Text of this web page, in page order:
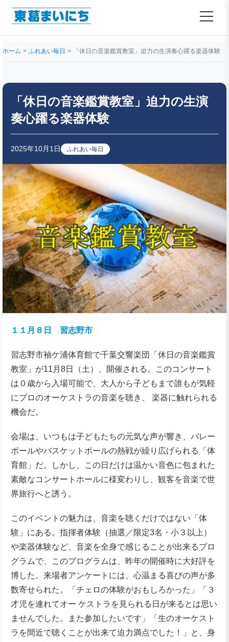
ホーム ふれあい毎日 「休⽇の⾳楽鑑賞教室」迫⼒の⽣演奏⼼躍る楽器体験
「休⽇の⾳楽鑑賞教室」迫⼒の⽣演
奏⼼躍る楽器体験
2025年10月1日 ふれあい毎日
１１月８日 習志野市
習志野市袖ケ浦体育館で千葉交響楽団「休⽇の⾳楽鑑賞
教室」が11⽉8⽇（⼟）、開催される。このコンサート
は０歳から⼊場可能で、⼤⼈から⼦どもまで誰もが気軽
にプロのオーケストラの⾳楽を聴き、 楽器に触れられる
機会だ。
会場は、いつもは⼦どもたちの元気な声が響き、バレー
ボールやバスケットボールの熱戦が繰り広げられる「体
育館」だ。しかし、この⽇だけは温かい⾳⾊に包まれた
素敵なコンサートホールに様変わりし、観客を⾳楽で世
界旅⾏へと誘う。
このイベントの魅⼒は、⾳楽を聴くだけではない「体
験」にある。指揮者体験（抽選／限定3名・小３以上）
や楽器体験など、⾳楽を全⾝で感じることが出来るプロ
グラムで、このプログラムは、昨年の開催時に⼤好評を
博した。来場者アンケートには、⼼温まる喜びの声が多
数寄せられた。「チェロの体験がおもしろかった」「３
才児を連れてオー ケストラを⾒られる⽇が来るとは思い
ませんでした。また参加したいです」「⽣のオーケスト
ラを間近で聴くことが出来て迫⼒満点でした！」と、⾝